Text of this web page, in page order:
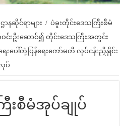
နဆိုင်ရာများ / ပဲခူးတိုင်းဒေသကြီးစီမံ
ဝင်းဦးဆောင်၍ တိုင်းဒေသကြီးအတွင်း
ရေးပေါ်တုံ့ပြန်ရေးကော်မတီ လုပ်ငန်းညှိနှိုင်း
ပ်
းစီမံအုပ်ချုပ်